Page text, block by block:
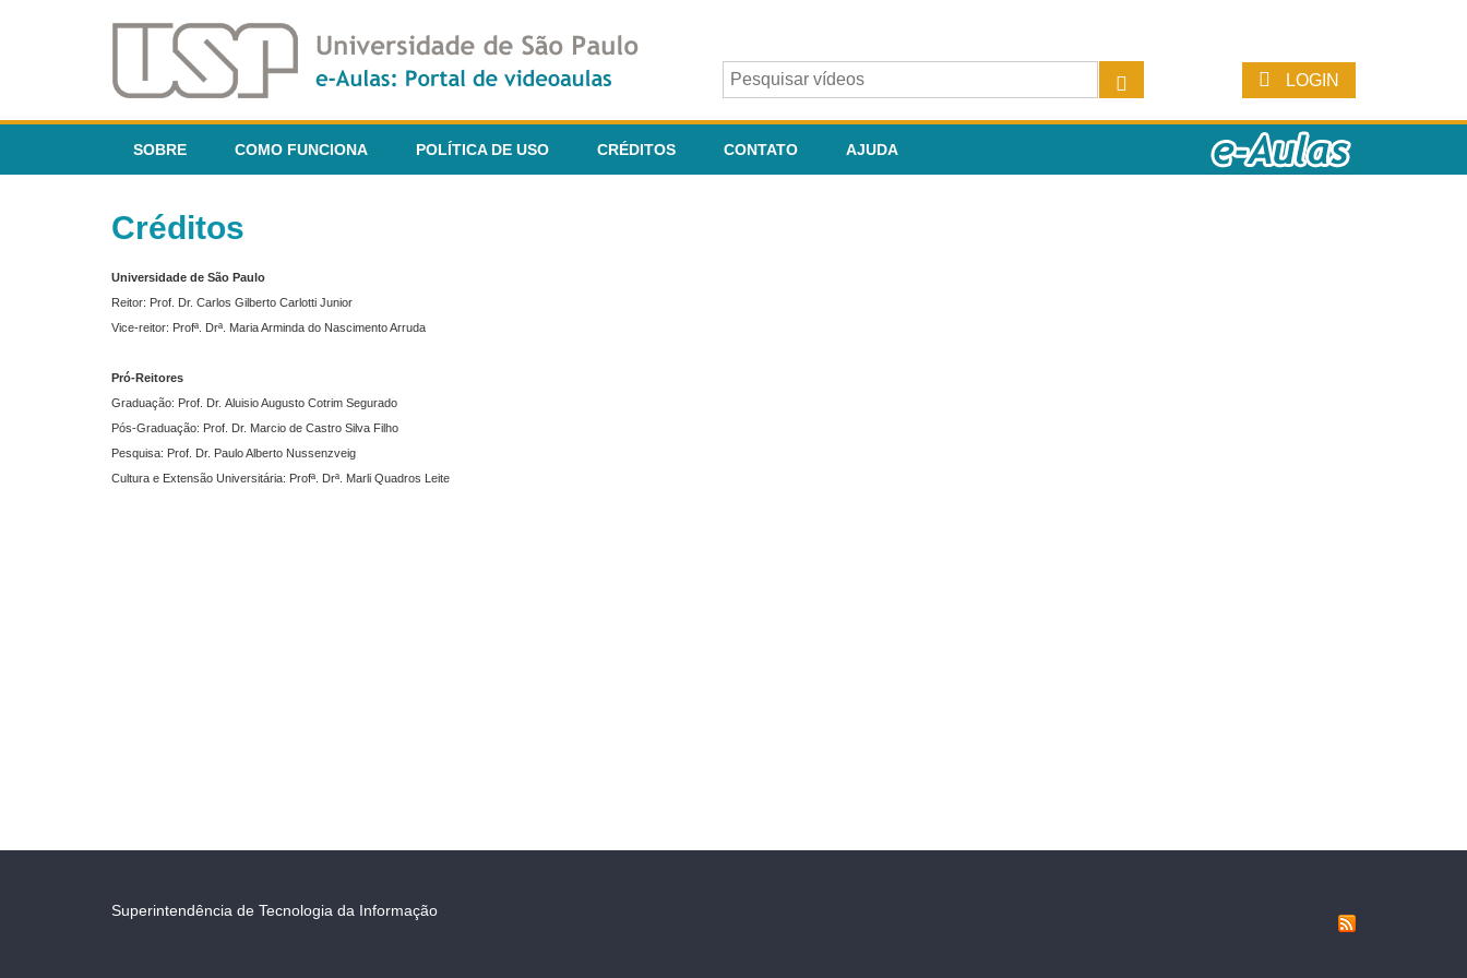
LOGIN
SOBRE COMO FUNCIONA POLÍTICA DE USO CRÉDITOS CONTATO AJUDA
Créditos
Universidade de São Paulo
Reitor: Prof. Dr. Carlos Gilberto Carlotti Junior
Vice-reitor: Profª. Drª. Maria Arminda do Nascimento Arruda
Pró-Reitores
Graduação: Prof. Dr. Aluisio Augusto Cotrim Segurado
Pós-Graduação: Prof. Dr. Marcio de Castro Silva Filho
Pesquisa: Prof. Dr. Paulo Alberto Nussenzveig
Cultura e Extensão Universitária: Profª. Drª. Marli Quadros Leite
Superintendência de Tecnologia da Informação